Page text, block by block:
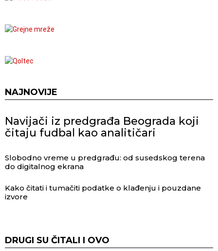
NAJNOVIJE
Navijači iz predgrađa Beograda koji
čitaju fudbal kao analitičari
Slobodno vreme u predgrađu: od susedskog terena
do digitalnog ekrana
Kako čitati i tumačiti podatke o klađenju i pouzdane
izvore
DRUGI SU ČITALI I OVO